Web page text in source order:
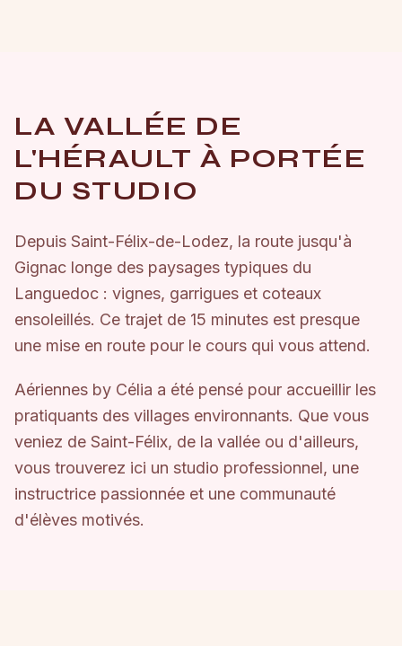
LA VALLÉE DE
L'HÉRAULT À PORTÉE
DU STUDIO
Depuis Saint-Félix-de-Lodez, la route jusqu'à
Gignac longe des paysages typiques du
Languedoc : vignes, garrigues et coteaux
ensoleillés. Ce trajet de 15 minutes est presque
une mise en route pour le cours qui vous attend.
Aériennes by Célia a été pensé pour accueillir les
pratiquants des villages environnants. Que vous
veniez de Saint-Félix, de la vallée ou d'ailleurs,
vous trouverez ici un studio professionnel, une
instructrice passionnée et une communauté
d'élèves motivés.